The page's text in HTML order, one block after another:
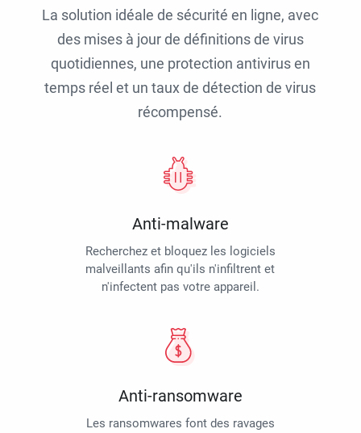
La solution idéale de sécurité en ligne, avec
des mises à jour de définitions de virus
quotidiennes, une protection antivirus en
temps réel et un taux de détection de virus
récompensé.
Anti-malware
Recherchez et bloquez les logiciels
malveillants afin qu'ils n'infiltrent et
n'infectent pas votre appareil.
Anti-ransomware
Les ransomwares font des ravages